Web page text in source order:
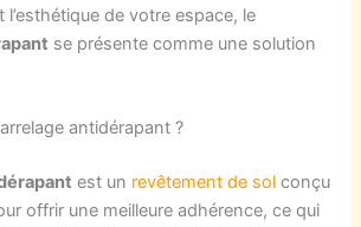
de votre espace, le
se présente comme une solution
antidérapant ?
est un revêtement de sol conçu
offrir une meilleure adhérence, ce qui